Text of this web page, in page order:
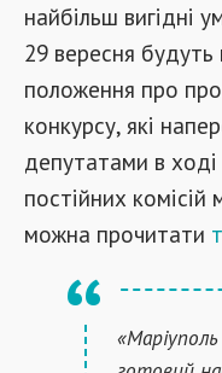
найбільш вигідні
29 вересня будуть
положення про
конкурсу, які
депутатами в ході
постійних
можна прочитати